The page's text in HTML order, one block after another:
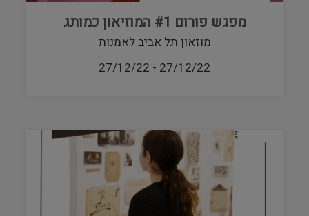
מפגש פורום #1 המוזיאון כמותג
מוזאון תל אביב לאמנות
27/12/22
-
27/12/22